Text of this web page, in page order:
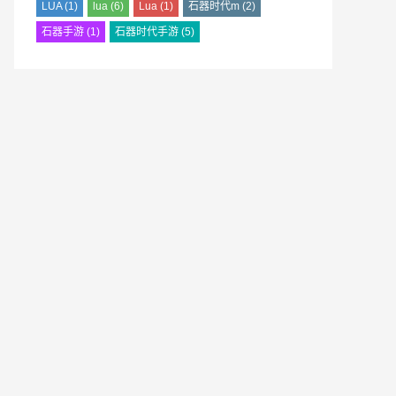
LUA(1) lua (6) Lua (1) 石器时代m (2)
石器手游 (1) 石器时代手游 (5)